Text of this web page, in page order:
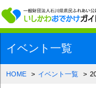
イベント一覧
HOME イベント一覧